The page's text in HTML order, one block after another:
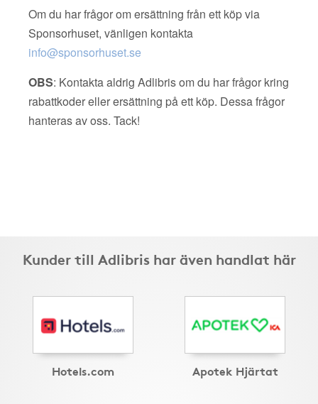
Om du har frågor om ersättning från ett köp via
Sponsorhuset, vänligen kontakta
info@sponsorhuset.se
OBS: Kontakta aldrig Adlibris om du har frågor kring
rabattkoder eller ersättning på ett köp. Dessa frågor
hanteras av oss. Tack!
Kunder till Adlibris har även handlat här
Hotels.com Apotek Hjärtat